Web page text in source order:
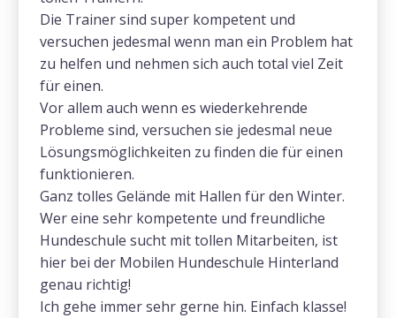
Die Trainer sind super kompetent und
versuchen jedesmal wenn man ein Problem hat
zu helfen und nehmen sich auch total viel Zeit
für einen.
Vor allem auch wenn es wiederkehrende
Probleme sind, versuchen sie jedesmal neue
Lösungsmöglichkeiten zu finden die für einen
funktionieren.
Ganz tolles Gelände mit Hallen für den Winter.
Wer eine sehr kompetente und freundliche
Hundeschule sucht mit tollen Mitarbeiten, ist
hier bei der Mobilen Hundeschule Hinterland
genau richtig!
Ich gehe immer sehr gerne hin. Einfach klasse!